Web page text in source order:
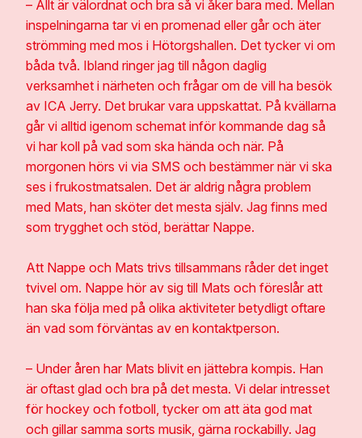
– Allt är välordnat och bra så vi åker bara med. Mellan
inspelningarna tar vi en promenad eller går och äter
strömming med mos i Hötorgshallen. Det tycker vi om
båda två. Ibland ringer jag till någon daglig
verksamhet i närheten och frågar om de vill ha besök
av ICA Jerry. Det brukar vara uppskattat. På kvällarna
går vi alltid igenom schemat inför kommande dag så
vi har koll på vad som ska hända och när. På
morgonen hörs vi via SMS och bestämmer när vi ska
ses i frukostmatsalen. Det är aldrig några problem
med Mats, han sköter det mesta själv. Jag finns med
som trygghet och stöd, berättar Nappe.
Att Nappe och Mats trivs tillsammans råder det inget
tvivel om. Nappe hör av sig till Mats och föreslår att
han ska följa med på olika aktiviteter betydligt oftare
än vad som förväntas av en kontaktperson.
– Under åren har Mats blivit en jättebra kompis. Han
är oftast glad och bra på det mesta. Vi delar intresset
för hockey och fotboll, tycker om att äta god mat
och gillar samma sorts musik, gärna rockabilly. Jag